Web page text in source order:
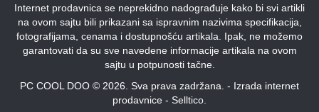
Internet prodavnica se neprekidno nadograđuje kako bi svi artikli
na ovom sajtu bili prikazani sa ispravnim nazivima specifikacija,
fotografijama, cenama i dostupnošću artikala. Ipak, ne možemo
garantovati da su sve navedene informacije artikala na ovom
sajtu u potpunosti tačne.
PC COOL DOO © 2026. Sva prava zadržana. - Izrada internet
prodavnice - Selltico.